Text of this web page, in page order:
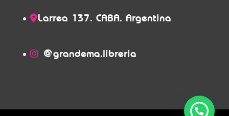
Larrea 137. CABA. Argentina
@grandema.libreria